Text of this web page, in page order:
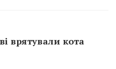
врятували кота